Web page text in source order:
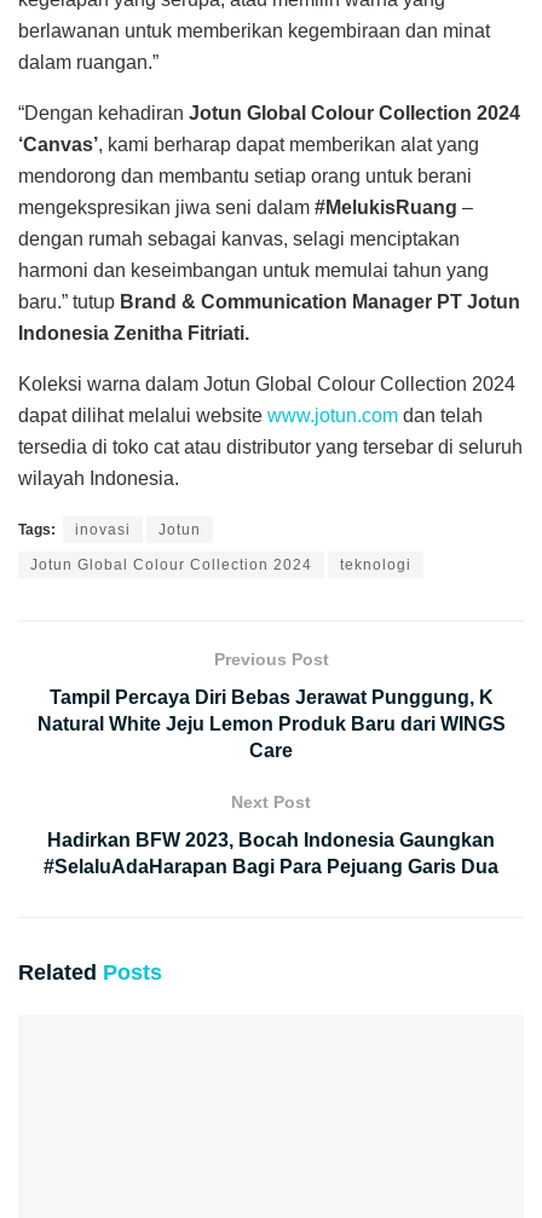
berlawanan untuk memberikan kegembiraan dan minat
dalam ruangan.”
“Dengan kehadiran Jotun Global Colour Collection 2024
‘Canvas’, kami berharap dapat memberikan alat yang
mendorong dan membantu setiap orang untuk berani
mengekspresikan jiwa seni dalam #MelukisRuang –
dengan rumah sebagai kanvas, selagi menciptakan
harmoni dan keseimbangan untuk memulai tahun yang
baru.” tutup Brand & Communication Manager PT Jotun
Indonesia Zenitha Fitriati.
Koleksi warna dalam Jotun Global Colour Collection 2024
dapat dilihat melalui website www.jotun.com dan telah
tersedia di toko cat atau distributor yang tersebar di seluruh
wilayah Indonesia.
Tags: inovasi Jotun
Jotun Global Colour Collection 2024 teknologi
Previous Post
Tampil Percaya Diri Bebas Jerawat Punggung, K
Natural White Jeju Lemon Produk Baru dari WINGS
Care
Next Post
Hadirkan BFW 2023, Bocah Indonesia Gaungkan
#SelaluAdaHarapan Bagi Para Pejuang Garis Dua
Related Posts